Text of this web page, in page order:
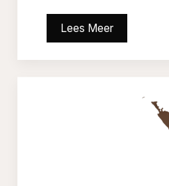
Lees Meer